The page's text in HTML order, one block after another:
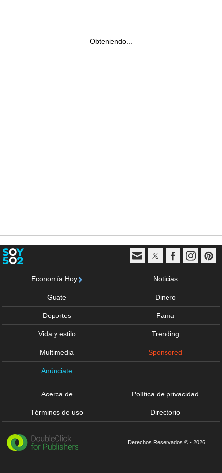
Obteniendo...
Economía Hoy Noticias
Guate Dinero
Deportes Fama
Vida y estilo Trending
Multimedia Sponsored
Anúnciate
Acerca de Política de privacidad
Términos de uso Directorio
Derechos Reservados © - 2026